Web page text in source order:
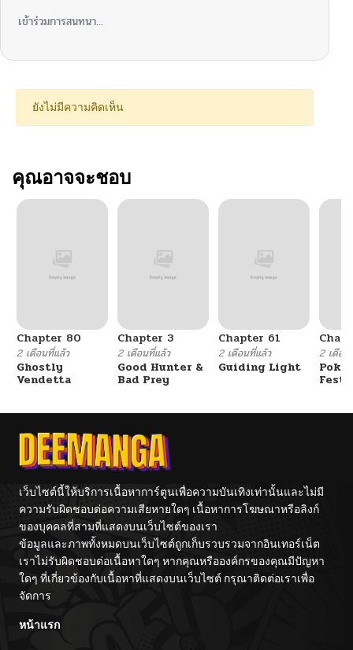
เข้าร่วมการสนทนา...
ยังไม่มีความคิดเห็น
คุณอาจจะชอบ
Chapter 80
2 เดือนที่แล้ว
Ghostly
Vendetta
Chapter 3
2 เดือนที่แล้ว
Good Hunter &
Bad Prey
Chapter 61
2 เดือนที่แล้ว
Guiding Light
2 เดือน
เว็บไซต์นี้ให้บริการเนื้อหาการ์ตูนเพื่อความบันเทิงเท่านั้นและไม่มี
ความรับผิดชอบต่อความเสียหายใดๆ เนื้อหาการโฆษณาหรือลิงก์
ของบุคคลที่สามที่แสดงบนเว็บไซต์ของเรา
ข้อมูลและภาพทั้งหมดบนเว็บไซต์ถูกเก็บรวบรวมจากอินเทอร์เน็ต
เราไม่รับผิดชอบต่อเนื้อหาใดๆ หากคุณหรือองค์กรของคุณมีปัญหา
ใดๆ ที่เกี่ยวข้องกับเนื้อหาที่แสดงบนเว็บไซต์ กรุณาติดต่อเราเพื่อ
จัดการ
หน้าแรก